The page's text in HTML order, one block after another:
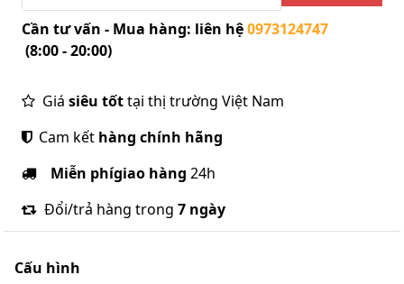
Cần tư vấn - Mua hàng: liên hệ0973124747
(8:00 - 20:00)
Giá siêu tốttại thị trường Việt Nam
Cam kết hàng chính hãng
Miễn phígiao hàng 24h
Đổi/trả hàng trong 7 ngày
Cấu hình